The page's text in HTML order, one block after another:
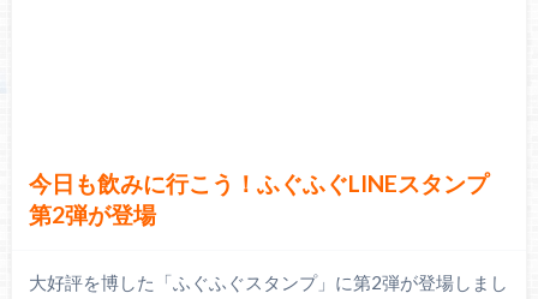
今日も飲みに行こう！ふぐふぐLINEスタンプ
第2弾が登場
大好評を博した「ふぐふぐスタンプ」に第2弾が登場しまし